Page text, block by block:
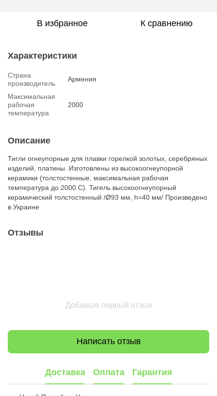
В избранное К сравнению
Характеристики
Страна
производитель
Армения
Максимальная
рабочая
температура
2000
Описание
Тигли огнеупорные для плавки горелкой золотых, серебряных
изделий, платины. Изготовлены из высокоогнеупорной
керамики (толстостенные, максимальная рабочая
температура до 2000 С). Тигель высокоогнеупорный
керамический толстостенный /Ø93 мм, h=40 мм/ Произведено
в Украине
Отзывы
Добавьте первый отзыв
Написать отзыв
Доставка Оплата Гарантия